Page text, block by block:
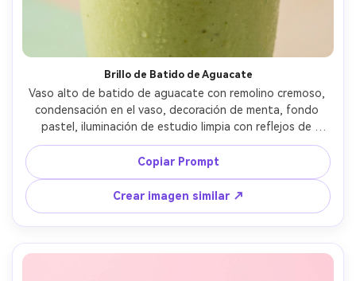
Brillo de Batido de Aguacate
Vaso alto de batido de aguacate con remolino cremoso,
condensación en el vaso, decoración de menta, fondo
pastel, iluminación de estudio limpia con reflejos de
softbox, fotografía comercial de bebidas, capturada con
lente de 70mm, reflejos nítidos, líquidos y reflejos ultra-
realistas de vidrio --ar 4:5
Copiar Prompt
Crear imagen similar ↗